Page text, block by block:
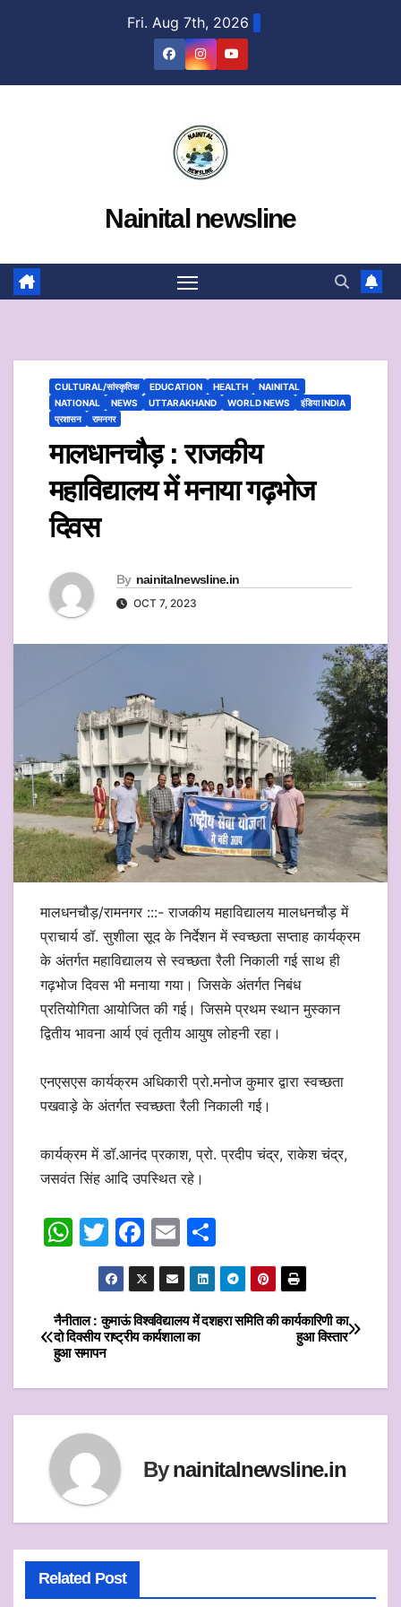
Fri. Aug 7th, 2026
Nainital newsline
CULTURAL/सांस्कृतिक EDUCATION HEALTH
NAINITAL
NATIONAL
NEWS UTTARAKHAND WORLD NEWS
इंडिया INDIA
प्रशासन
रामनगर
मालधानचौड़ : राजकीय
महाविद्यालय में मनाया गढ़भोज
दिवस
By nainitalnewsline.in
OCT 7, 2023
मालधनचौड़/रामनगर :::- राजकीय महाविद्यालय मालधनचौड़ में
प्राचार्य डॉ. सुशीला सूद के निर्देशन में स्वच्छता सप्ताह कार्यक्रम
के अंतर्गत महाविद्यालय से स्वच्छता रैली निकाली गई साथ ही
गढ़भोज दिवस भी मनाया गया। जिसके अंतर्गत निबंध
प्रतियोगिता आयोजित की गई। जिसमे प्रथम स्थान मुस्कान
द्वितीय भावना आर्य एवं तृतीय आयुष लोहनी रहा।
एनएसएस कार्यक्रम अधिकारी प्रो.मनोज कुमार द्वारा स्वच्छता
पखवाड़े के अंतर्गत स्वच्छता रैली निकाली गई।
कार्यक्रम में डॉ.आनंद प्रकाश, प्रो. प्रदीप चंद्र, राकेश चंद्र,
जसवंत सिंह आदि उपस्थित रहे।
W
at
s
A
T
w
itt
er
F
a
c
e
b
E
m
ai
l
h
ar
e
Post
navigation
दशहरा समिति की कार्यकारिणी का
हुआ विस्तार
नैनीताल : कुमाऊं विश्वविद्यालय में
दो दिवसीय राष्ट्रीय कार्यशाला का
हुआ समापन
Bynainitalnewsline.in
Related Post